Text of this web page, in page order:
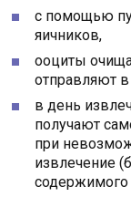
с помощью
яичников,
ооциты
отправляют
в день
получают
при
извлечение
содержимого